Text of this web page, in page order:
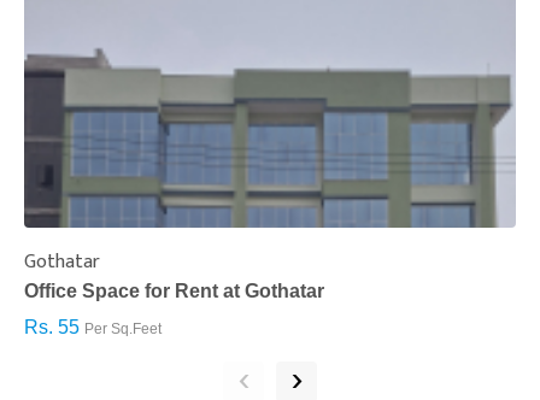
Gothatar
Office Space for Rent at Gothatar
Rs. 55 Per Sq.Feet
‹ ›